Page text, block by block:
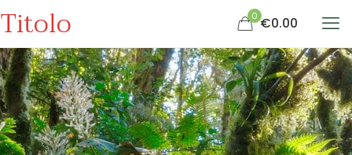
Titolo 0 €0.00